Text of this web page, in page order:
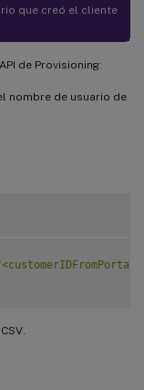
que creó el cliente
de Provisioning:
nombre de usuario de